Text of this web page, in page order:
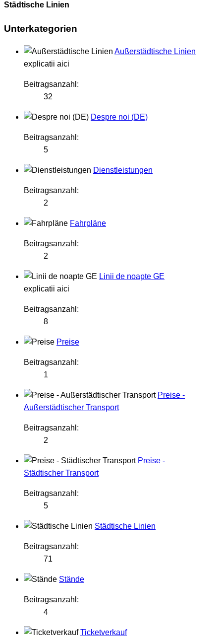
Städtische Linien
Unterkategorien
Außerstädtische Linien
explicatii aici
Beitragsanzahl:
32
Despre noi (DE)
Beitragsanzahl:
5
Dienstleistungen
Beitragsanzahl:
2
Fahrpläne
Beitragsanzahl:
2
Linii de noapte GE
explicatii aici
Beitragsanzahl:
8
Preise
Beitragsanzahl:
1
Preise -
Außerstädtischer Transport
Beitragsanzahl:
2
Preise -
Städtischer Transport
Beitragsanzahl:
5
Städtische Linien
Beitragsanzahl:
71
Stände
Beitragsanzahl:
4
Ticketverkauf